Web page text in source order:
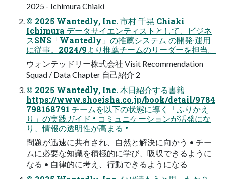
2025 - Ichimura Chiaki
© 2025 Wantedly, Inc. 市村 千晃 Chiaki
Ichimura データサイエンティストとして、ビジネ
スSNS「Wantedly」の推薦システム の開発‧運⽤
に従事。2024/9より推薦チームのリーダーを担当。
ウォンテッドリー株式会社 Visit Recommendation
Squad / Data Chapter 自己紹介 2
© 2025 Wantedly, Inc. 本日紹介する書籍
https://www.shoeisha.co.jp/book/detail/9784
798168791 チームを以下の状態に導く「ふりかえ
り」の実践ガイド • コミュニケーションが活発にな
り、情報の透明性が高まる •
問題が迅速に共有され、自然と解決に向かう • チー
ムに必要な知識を積極的に学び、吸収できるように
なる • 自律的に考え、行動できるようになる